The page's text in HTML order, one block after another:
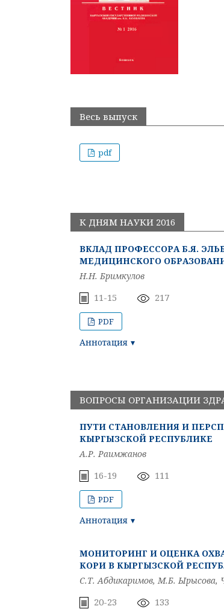
Весь выпуск
pdf
К ДНЯМ НАУКИ 2016
ВКЛАД ПРОФЕССОРА Б.Я.
МЕДИЦИНСКОГО
Н.Н. Бримкулов
11-15 217
PDF
Аннотация
ВОПРОСЫ ОРГАНИЗАЦИИ
ПУТИ СТАНОВЛЕНИЯ И
КЫРГЫЗСКОЙ РЕСПУБЛИКЕ
А.Р. Раимжанов
16-19 111
PDF
Аннотация
МОНИТОРИНГ И ОЦЕНКА
КОРИ В КЫРГЫЗСКОЙ
С.Т. Абдикаримов, М.Б. Ырысова,
20-23 133